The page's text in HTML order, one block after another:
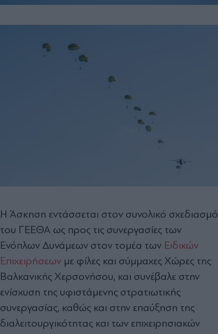
Η Άσκηση εντάσσεται στον συνολικό σχεδιασμό
του ΓΕΕΘΑ ως προς τις συνεργασίες των
Ενόπλων Δυνάμεων στον τομέα των Ειδικών
Επιχειρήσεων με φίλες και σύμμαχες Χώρες της
Βαλκανικής Χερσονήσου, και συνέβαλε στην
ενίσχυση της υφιστάμενης στρατιωτικής
συνεργασίας, καθώς και στην επαύξηση της
διαλειτουργικότητας και των επιχειρησιακών